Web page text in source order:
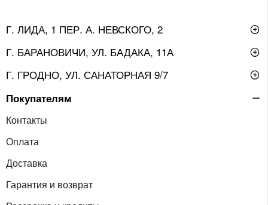
Г. ЛИДА, 1 ПЕР. А. НЕВСКОГО, 2
Г. БАРАНОВИЧИ, УЛ. БАДАКА, 11А
Г. ГРОДНО, УЛ. САНАТОРНАЯ 9/7
Покупателям
Контакты
Оплата
Доставка
Гарантия и возврат